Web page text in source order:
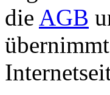
die AGB